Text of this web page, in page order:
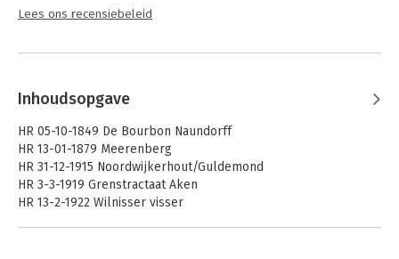
Lees ons recensiebeleid
Inhoudsopgave
HR 05-10-1849 De Bourbon Naundorff
HR 13-01-1879 Meerenberg
HR 31-12-1915 Noordwijkerhout/Guldemond
HR 3-3-1919 Grenstractaat Aken
HR 13-2-1922 Wilnisser visser